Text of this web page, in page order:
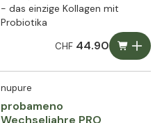
- das einzige Kollagen mit
Probiotika
CHF44.90
nupure
probameno
Wechseljahre PRO